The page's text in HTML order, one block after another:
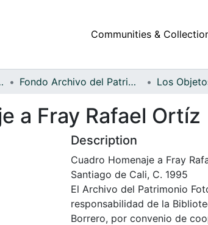
Communities &
Valle del Cauca Fondo Archivo del Patrimonio Fotográfico y Fílmico del Valle del Cauca Los
a Fray Rafael Ortíz
Description
Cuadro Homenaje a Fray
Santiago de Cali, C. 1995
El Archivo del Patrimonio
responsabilidad de la
Borrero, por convenio de